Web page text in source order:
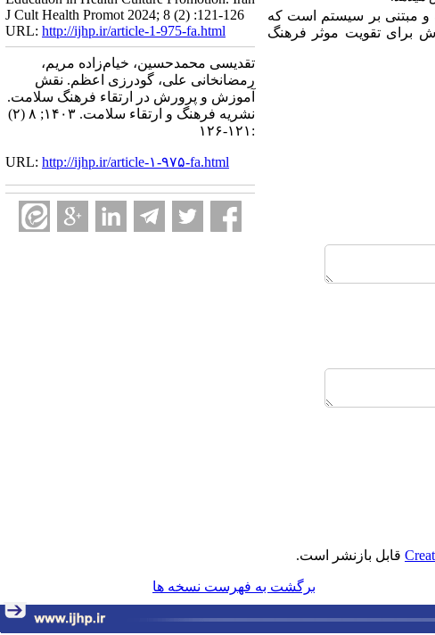
و مبتنی بر سیستم است که
برای تقویت موثر فرهنگ
J Cult Health Promot 2024; 8 (2) :121-126
URL: http://ijhp.ir/article-1-975-fa.html
تقدیسی محمدحسین، خیام‌زاده مریم،
رمضانخانی علی، گودرزی اعظم. نقش
آموزش و پرورش در ارتقاء فرهنگ سلامت.
نشريه فرهنگ و ارتقاء سلامت. ۱۴۰۳; ۸ (۲)
:۱۲۱-۱۲۶
URL: http://ijhp.ir/article-۱-۹۷۵-fa.html
قابل بازنشر است.
برگشت به فهرست نسخه ها